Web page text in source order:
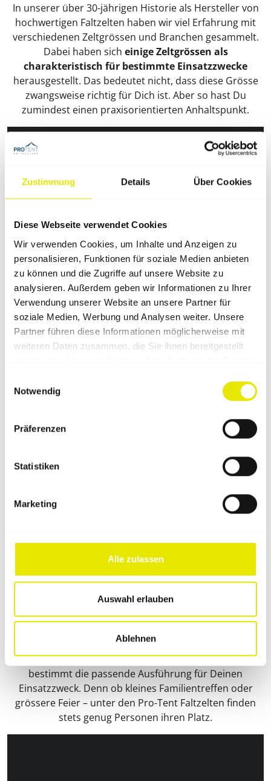
Zustimmung Details Über Cookies
Diese Webseite verwendet Cookies
Wir verwenden Cookies, um Inhalte und Anzeigen zu
personalisieren, Funktionen für soziale Medien anbieten
zu können und die Zugriffe auf unsere Website zu
analysieren. Außerdem geben wir Informationen zu Ihrer
Verwendung unserer Website an unsere Partner für
soziale Medien, Werbung und Analysen weiter. Unsere
Partner führen diese Informationen möglicherweise mit
weiteren Daten zusammen, die Sie ihnen bereitgestellt
Notwendig
Präferenzen
Statistiken
Marketing
Alle zulassen
Auswahl erlauben
Ablehnen
In unserer über 30-jährigen Historie als Hersteller von
hochwertigen Faltzelten haben wir viel Erfahrung mit
verschiedenen Zeltgrössen und Branchen gesammelt.
Dabei haben sich einige Zeltgrössen als
charakteristisch für bestimmte Einsatzzwecke
herausgestellt. Das bedeutet nicht, dass diese Grösse
zwangsweise richtig für Dich ist. Aber so hast Du
zumindest einen praxisorientierten Anhaltspunkt.
Einsatzbereich
Beliebteste Faltzeltgrösse
Catering-Zelt
6 × 4 m
Feuerwehrzelt
6 × 4 m
FOH-Zelt
4 × 4 m
Gastronomiezelt
6 × 4 m
Marktzelt
4,5 × 3 m
Messezelt
6 × 3 m
Rennzelt
Street Food Zelt
Vereinszelt
Pro-Tent bietet Dir Faltpavillons
in vielfältigen Zeltgrössen
Bei Pro-Tent erhältst Du Dein Faltzelt in 3 Serien mit
(2,25 m²) bis hin zu 8 x 4 m (32 m²). Durch diese
vielfältige Auswahl an Standardgrössenfindest Du
bestimmt die passende Ausführung für Deinen
Einsatzzweck. Denn ob kleines Familientreffen oder
grössere Feier – unter den Pro-Tent Faltzelten finden
stets genug Personen ihren Platz.